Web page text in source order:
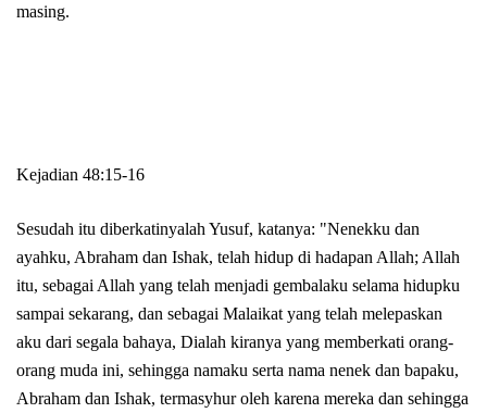
masing.
Kejadian 48:15-16
Sesudah itu diberkatinyalah Yusuf, katanya: "Nenekku dan
ayahku, Abraham dan Ishak, telah hidup di hadapan Allah; Allah
itu, sebagai Allah yang telah menjadi gembalaku selama hidupku
sampai sekarang, dan sebagai Malaikat yang telah melepaskan
aku dari segala bahaya, Dialah kiranya yang memberkati orang-
orang muda ini, sehingga namaku serta nama nenek dan bapaku,
Abraham dan Ishak, termasyhur oleh karena mereka dan sehingga